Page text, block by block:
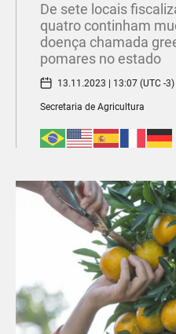
De sete locais
quatro continham
doença chamada
pomares no estado
13.11.2023 | 13:07 (UTC -3)
Secretaria de Agricultura